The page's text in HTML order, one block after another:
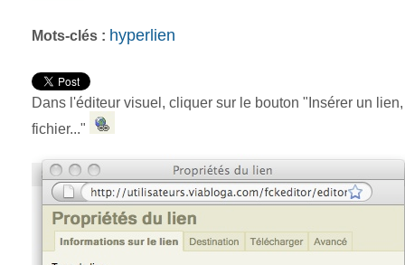
Mots-clés : hyperlien
Dans l'éditeur visuel, cliquer sur le bouton "Insérer un
fichier..."